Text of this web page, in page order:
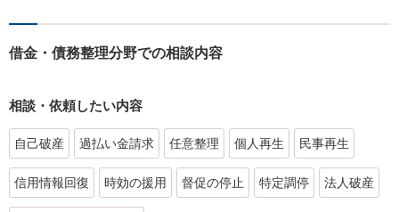
借金・債務整理分野での相談内容
相談・依頼したい内容
自己破産 過払い金請求 任意整理 個人再生 民事再生
信用情報回復 時効の援用 督促の停止 特定調停 法人破産